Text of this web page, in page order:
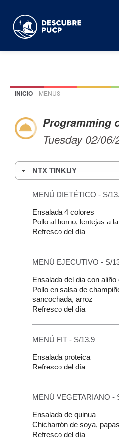
Places
Featured events
Menu Programming
INICIO | MENUS
Programming
Tuesday 02/06/
NTX TINKUY
MENÚ DIETÉTICO - S/
Ensalada 4 colores
Pollo al horno, lentejas a
Refresco del día
MENÚ EJECUTIVO - S/
Ensalada del dia con aliño
Pollo en salsa de
sancochada, arroz
Refresco del día
MENÚ FIT - S/13.9
Ensalada proteica
Refresco del día
MENÚ VEGETARIANO -
Ensalada de quinua
Chicharrón de soya,
Refresco del día